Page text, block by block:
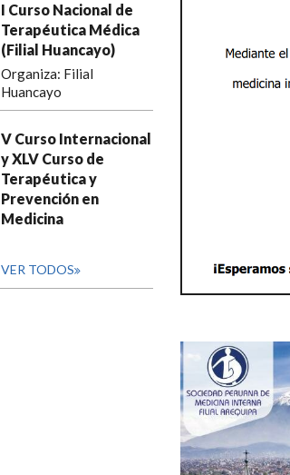
I Curso Nacional de
Terapéutica Médica
(Filial Huancayo)
Organiza: Filial
Huancayo
V Curso Internacional
y XLV Curso de
Terapéutica y
Prevención en
Medicina
VER TODOS